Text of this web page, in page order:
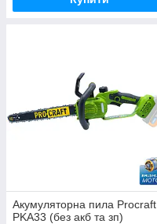
Акумуляторна пила Procraft
PKA33 (без акб та зп)